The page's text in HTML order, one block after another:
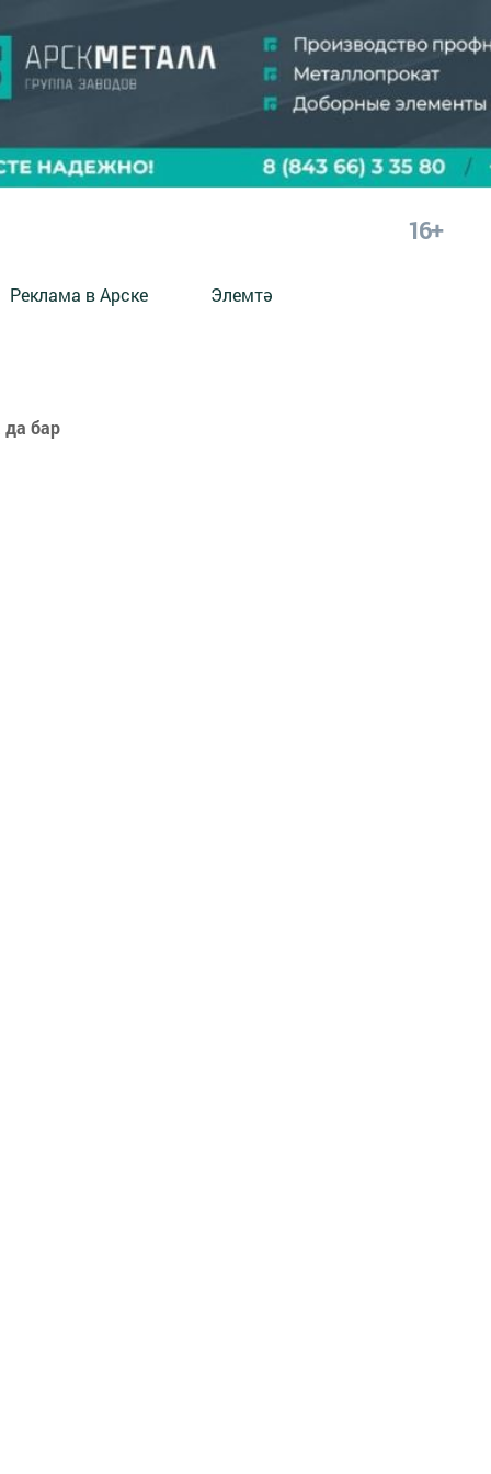
16+
Реклама в Арске Элемтә
да бар